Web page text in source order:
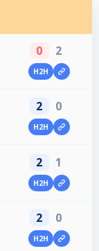
0 2
H2H
2 0
H2H
2 1
H2H
2 0
H2H